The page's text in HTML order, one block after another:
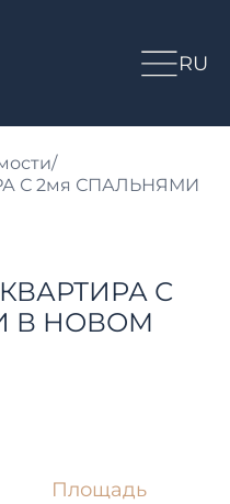
RU
/
С 2мя СПАЛЬНЯМИ
С
В НОВОМ
Площадь